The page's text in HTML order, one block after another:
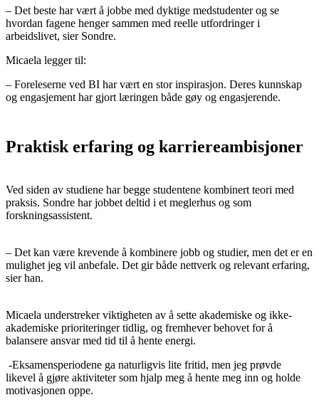
– Det beste har vært å jobbe med dyktige medstudenter og se
hvordan fagene henger sammen med reelle utfordringer i
arbeidslivet, sier Sondre.
Micaela legger til:
– Foreleserne ved BI har vært en stor inspirasjon. Deres kunnskap
og engasjement har gjort læringen både gøy og engasjerende.
Praktisk erfaring og karriereambisjoner
Ved siden av studiene har begge studentene kombinert teori med
praksis. Sondre har jobbet deltid i et meglerhus og som
forskningsassistent.
– Det kan være krevende å kombinere jobb og studier, men det er en
mulighet jeg vil anbefale. Det gir både nettverk og relevant erfaring,
sier han.
Micaela understreker viktigheten av å sette akademiske og ikke-
akademiske prioriteringer tidlig, og fremhever behovet for å
balansere ansvar med tid til å hente energi.
-Eksamensperiodene ga naturligvis lite fritid, men jeg prøvde
likevel å gjøre aktiviteter som hjalp meg å hente meg inn og holde
motivasjonen oppe.